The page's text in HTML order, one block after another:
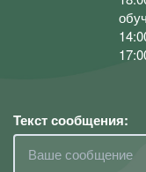
Текст сообщения: